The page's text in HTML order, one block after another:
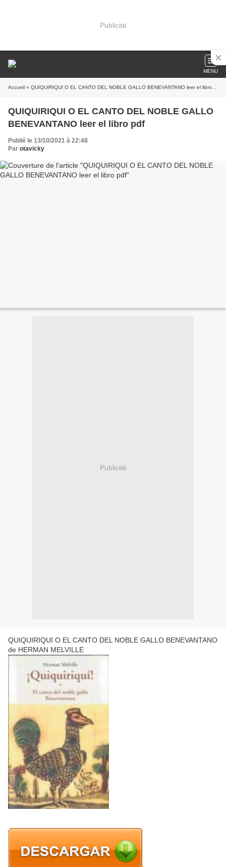
Publicité
MENU
Accueil » QUIQUIRIQUI O EL CANTO DEL NOBLE GALLO BENEVANTANO leer el libro pdf
QUIQUIRIQUI O EL CANTO DEL NOBLE GALLO
BENEVANTANO leer el libro pdf
Publié le 13/10/2021 à 22:48
Par otavicky
Publicité
QUIQUIRIQUI O EL CANTO DEL NOBLE GALLO BENEVANTANO
de HERMAN MELVILLE